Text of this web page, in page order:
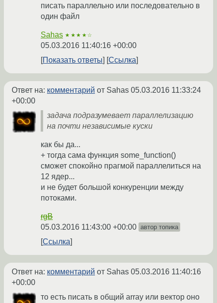
писать параллельно или последовательно в
один файл
Sahas ★★★★☆
05.03.2016 11:40:16 +00:00
Показать ответы
Ссылка
Ответ на: комментарий от Sahas 05.03.2016 11:33:24
+00:00
задача подразумевает параллелизацию
на почти независимые куски
как бы да...
+ тогда сама функция some_function()
сможет спокойно прагмой параллелиться на
12 ядер...
и не будет большой конкуренции между
потоками.
rgB
05.03.2016 11:43:00 +00:00 автор топика
Ссылка
Ответ на: комментарий от Sahas 05.03.2016 11:40:16
+00:00
то есть писать в общий array или вектор оно